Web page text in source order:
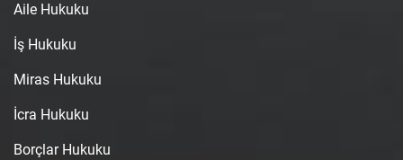
Aile Hukuku
İş Hukuku
Miras Hukuku
İcra Hukuku
Borçlar Hukuku